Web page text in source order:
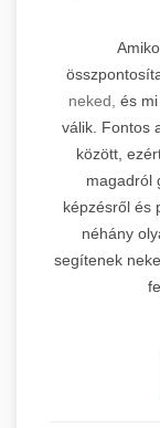
neked, és
válik. Fontos
között,
magadról
képzésről és
néhány
segítenek